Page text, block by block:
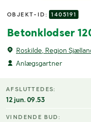
OBJEKT-ID: 1405191
Betonklodser
Roskilde, Region
Anlægsgartner
AFSLUTTEDES:
12 jun. 09.53
VINDENDE BUD: